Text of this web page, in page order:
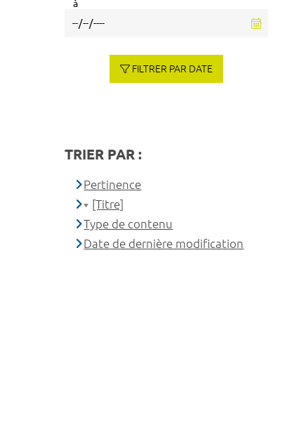
à
FILTRER PAR DATE
TRIER PAR :
Pertinence
[Titre]
Type de contenu
Date de dernière modification